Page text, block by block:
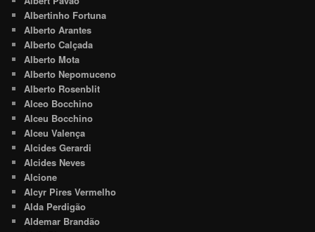
Albertinho Fortuna
Alberto Arantes
Alberto Calçada
Alberto Mota
Alberto Nepomuceno
Alberto Rosenblit
Alceo Bocchino
Alceu Bocchino
Alceu Valença
Alcides Gerardi
Alcides Neves
Alcione
Alcyr Pires Vermelho
Alda Perdigão
Aldemar Brandão